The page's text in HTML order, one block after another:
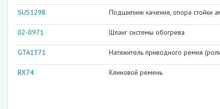
SUS1298 Подшипник качения, опора стойки
02-0971 Шланг системы обогрева
GTA1371 Натяжитель приводного ремня
BX74 Клиновой ремень